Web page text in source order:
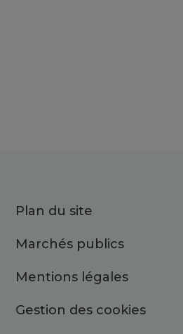
Plan du site
Marchés publics
Mentions légales
Gestion des cookies